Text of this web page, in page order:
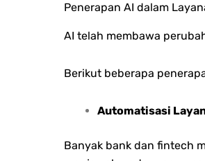
Penerapan AI dalam
AI telah membawa
Berikut beberapa
Automatisasi
Banyak bank dan fintech